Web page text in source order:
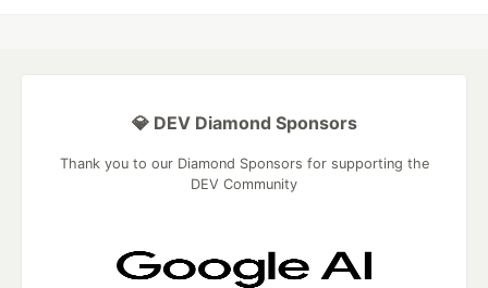
💎 DEV Diamond Sponsors
Thank you to our Diamond Sponsors for supporting the
DEV Community